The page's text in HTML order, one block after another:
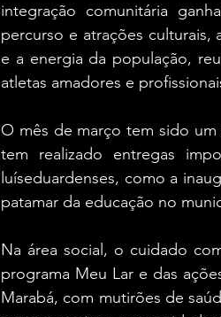
integração comunitária
percurso e atrações culturais,
e a energia da população,
atletas amadores e
O mês de março tem sido
tem realizado entregas
luíseduardenses, como a
patamar da educação no
Na área social, o cuidado
programa Meu Lar e das
Marabá, com mutirões de